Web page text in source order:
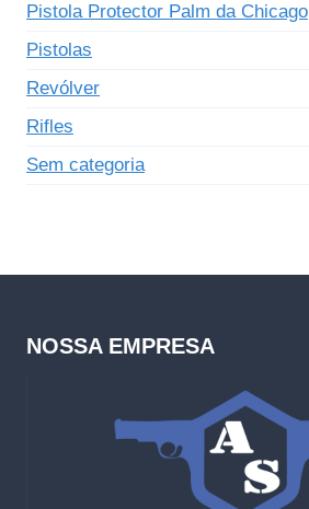
Pistola Protector Palm da Chicago
Pistolas
Revólver
Rifles
Sem categoria
NOSSA EMPRESA